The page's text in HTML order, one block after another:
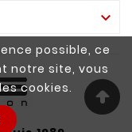
possible, ce
notre site, vous
cookies.
